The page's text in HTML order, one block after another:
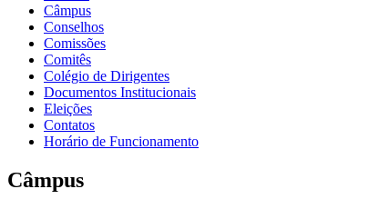
Câmpus
Conselhos
Comissões
Comitês
Colégio de Dirigentes
Documentos Institucionais
Eleições
Contatos
Horário de Funcionamento
Câmpus